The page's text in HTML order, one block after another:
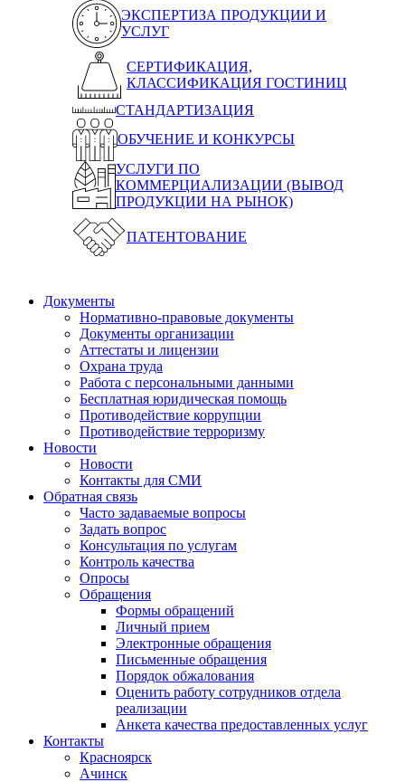
ЭКСПЕРТИЗА ПРОДУКЦИИ И
УСЛУГ
СЕРТИФИКАЦИЯ,
КЛАССИФИКАЦИЯ ГОСТИНИЦ
СТАНДАРТИЗАЦИЯ
ОБУЧЕНИЕ И КОНКУРСЫ
УСЛУГИ ПО
КОММЕРЦИАЛИЗАЦИИ (ВЫВОД
ПРОДУКЦИИ НА РЫНОК)
ПАТЕНТОВАНИЕ
Документы
Нормативно-правовые документы
Документы организации
Аттестаты и лицензии
Охрана труда
Работа с персональными данными
Бесплатная юридическая помощь
Противодействие коррупции
Противодействие терроризму
Новости
Новости
Контакты для СМИ
Обратная связь
Часто задаваемые вопросы
Задать вопрос
Консультация по услугам
Контроль качества
Опросы
Обращения
Формы обращений
Личный прием
Электронные обращения
Письменные обращения
Порядок обжалования
Оценить работу сотрудников отдела
реализации
Анкета качества предоставленных услуг
Контакты
Красноярск
Ачинск